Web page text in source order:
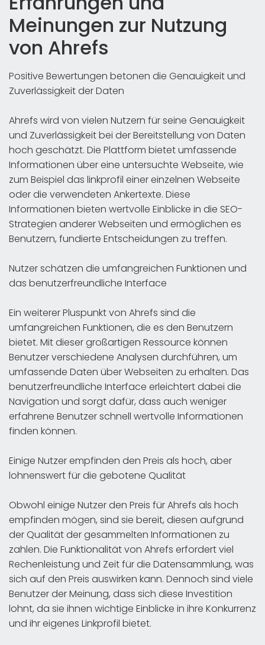
Meinungen zur Nutzung
von Ahrefs
Positive Bewertungen betonen die Genauigkeit und
Zuverlässigkeit der Daten
Ahrefs wird von vielen Nutzern für seine Genauigkeit
und Zuverlässigkeit bei der Bereitstellung von Daten
hoch geschätzt. Die Plattform bietet umfassende
Informationen über eine untersuchte Webseite, wie
zum Beispiel das linkprofil einer einzelnen Webseite
oder die verwendeten Ankertexte. Diese
Informationen bieten wertvolle Einblicke in die SEO-
Strategien anderer Webseiten und ermöglichen es
Benutzern, fundierte Entscheidungen zu treffen.
Nutzer schätzen die umfangreichen Funktionen und
das benutzerfreundliche Interface
Ein weiterer Pluspunkt von Ahrefs sind die
umfangreichen Funktionen, die es den Benutzern
bietet. Mit dieser großartigen Ressource können
Benutzer verschiedene Analysen durchführen, um
umfassende Daten über Webseiten zu erhalten. Das
benutzerfreundliche Interface erleichtert dabei die
Navigation und sorgt dafür, dass auch weniger
erfahrene Benutzer schnell wertvolle Informationen
finden können.
Einige Nutzer empfinden den Preis als hoch, aber
lohnenswert für die gebotene Qualität
Obwohl einige Nutzer den Preis für Ahrefs als hoch
empfinden mögen, sind sie bereit, diesen aufgrund
der Qualität der gesammelten Informationen zu
zahlen. Die Funktionalität von Ahrefs erfordert viel
Rechenleistung und Zeit für die Datensammlung, was
sich auf den Preis auswirken kann. Dennoch sind viele
Benutzer der Meinung, dass sich diese Investition
lohnt, da sie ihnen wichtige Einblicke in ihre Konkurrenz
und ihr eigenes Linkprofil bietet.